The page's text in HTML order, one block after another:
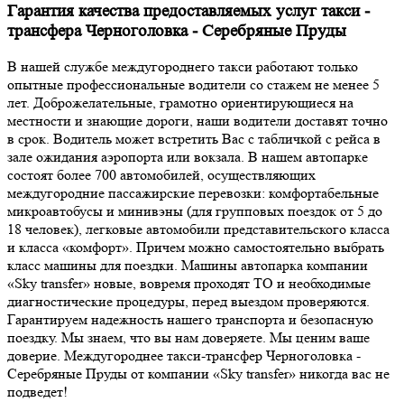
Гарантия качества предоставляемых услуг такси -
трансфера Черноголовка - Серебряные Пруды
В нашей службе междугороднего такси работают только
опытные профессиональные водители со стажем не менее 5
лет. Доброжелательные, грамотно ориентирующиеся на
местности и знающие дороги, наши водители доставят точно
в срок. Водитель может встретить Вас с табличкой с рейса в
зале ожидания аэропорта или вокзала. В нашем автопарке
состоят более 700 автомобилей, осуществляющих
междугородние пассажирские перевозки: комфортабельные
микроавтобусы и минивэны (для групповых поездок от 5 до
18 человек), легковые автомобили представительского класса
и класса «комфорт». Причем можно самостоятельно выбрать
класс машины для поездки. Машины автопарка компании
«Sky transfer» новые, вовремя проходят ТО и необходимые
диагностические процедуры, перед выездом проверяются.
Гарантируем надежность нашего транспорта и безопасную
поездку. Мы знаем, что вы нам доверяете. Мы ценим ваше
доверие. Междугороднее такси-трансфер Черноголовка -
Серебряные Пруды от компании «Sky transfer» никогда вас не
подведет!